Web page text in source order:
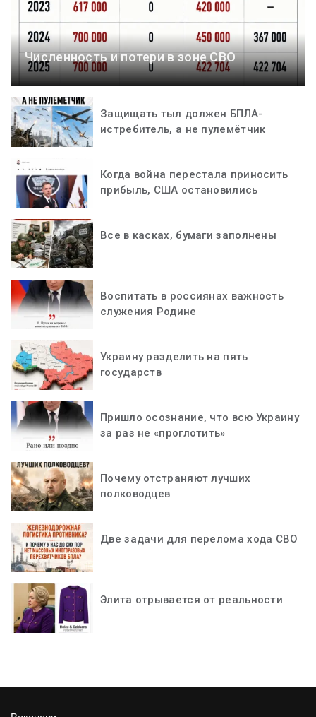
Численность и потери в зоне СВО
Защищать тыл должен БПЛА-
истребитель, а не пулемётчик
Когда война перестала приносить
прибыль, США остановились
Все в касках, бумаги заполнены
Воспитать в россиянах важность
служения Родине
Украину разделить на пять
государств
Пришло осознание, что всю Украину
за раз не «проглотить»
Почему отстраняют лучших
полководцев
Две задачи для перелома хода СВО
Элита отрывается от реальности